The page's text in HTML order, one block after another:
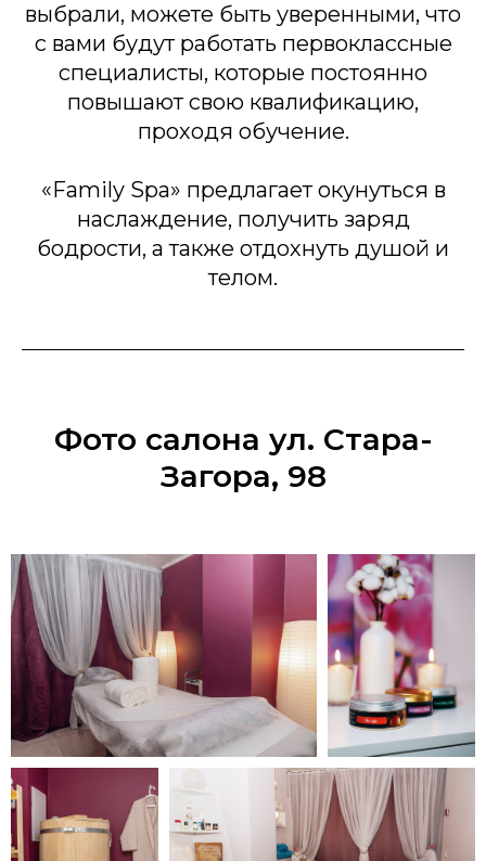
выбрали, можете быть уверенными, что
с вами будут работать первоклассные
специалисты, которые постоянно
повышают свою квалификацию,
проходя обучение.
«Family Spa» предлагает окунуться в
наслаждение, получить заряд
бодрости, а также отдохнуть душой и
телом.
Фото салона ул. Стара-
Загора, 98